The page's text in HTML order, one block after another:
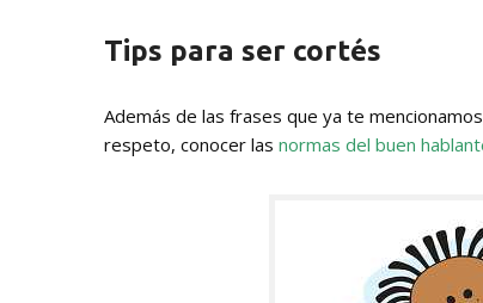
Tips para ser cortés
Además de las frases que ya te
respeto, conocer las normas del buen